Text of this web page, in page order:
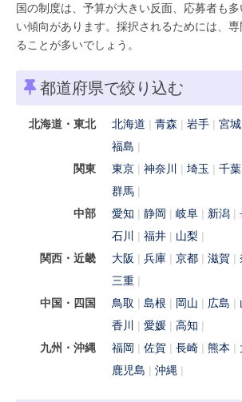
国の制度は、予算が大きい反面、応募者も
い傾向があります。採択されるためには、
ることが多いでしょう。
都道府県で絞り込む
北海道・東北 北海道 青森 岩手 宮城
福島
関東
東京 神奈川 埼玉 千葉
群馬
中部
愛知 静岡 岐阜 新潟
石川
福井
山梨
関西・近畿
大阪 兵庫 京都 滋賀
三重
中国・四国
鳥取 島根 岡山 広島
香川
愛媛
高知
九州・沖縄
福岡 佐賀 長崎 熊本
鹿児島
沖縄